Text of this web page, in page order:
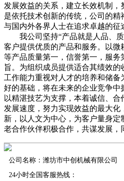
发展效益的关系，建立长效机制
是依托技术创新的传统，公司的
与国内外各界人士在追求卓越的征
我公司坚持“产品就是人品、质
客户提供优质的产品和服务。以
等产品质量第一，信誉第一，服
旨。为组织成员提供适合其绩效
工作能力重视对人才的培养和储备
好的基础，将在未来的企业竞争中
以精湛技艺为支撑，本着诚信、
发展速度，努力实现效益的最大化
新，以人文为中心，为客户量身
老合作伙伴积极合作，共谋发展，
公司名称：潍坊市中创机械有限公司
24小时全国客服热线：